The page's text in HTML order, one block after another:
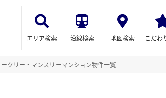
エリア検索 沿線検索 地図検索 こだわ
クリー・マンスリーマンション物件一覧